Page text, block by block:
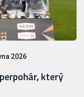
2026
který